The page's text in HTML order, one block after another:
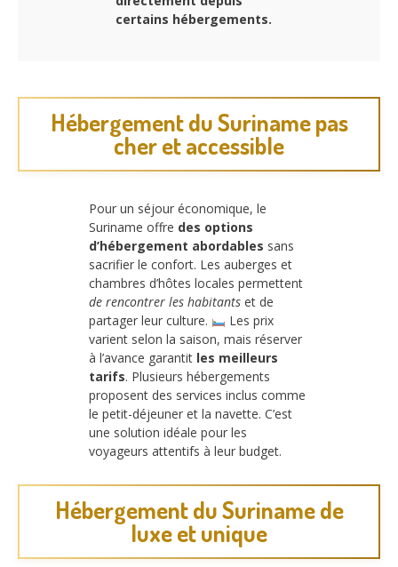
certains hébergements.
Hébergement du Suriname pas
cher et accessible
Pour un séjour économique, le
Suriname offre des options
d’hébergement abordables sans
sacrifier le confort. Les auberges et
chambres d’hôtes locales permettent
de rencontrer les habitants et de
partager leur culture.
Les prix
varient selon la saison, mais réserver
à l’avance garantit les meilleurs
tarifs. Plusieurs hébergements
proposent des services inclus comme
le petit-déjeuner et la navette. C’est
une solution idéale pour les
voyageurs attentifs à leur budget.
Hébergement du Suriname de
luxe et unique